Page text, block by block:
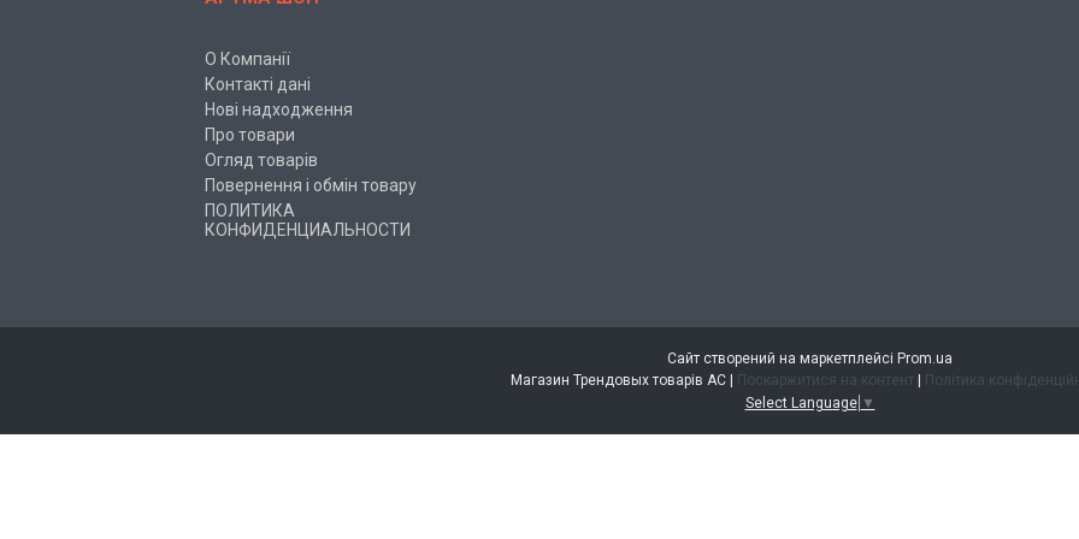
О Компанії
Контакті дані
Нові надходження
Про товари
Огляд товарів
Повернення і обмін товару
ПОЛИТИКА
КОНФИДЕНЦИАЛЬНОСТИ
Сайт створений на маркетплейсі Prom.ua
Поскаржитися на контент
Політика
Select Language ▼